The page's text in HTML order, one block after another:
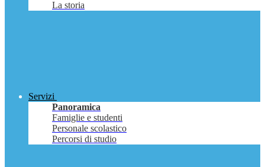
La storia
Servizi
Panoramica
Famiglie e studenti
Personale scolastico
Percorsi di studio